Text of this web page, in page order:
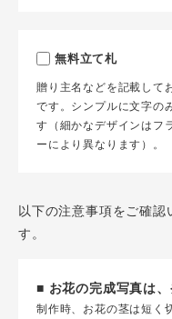
無料立て札
贈り主名などを記載して
です。シンプルに文字の
す（細かなデザインはフ
ーにより異なります）。
以下の注意事項をご確認
す。
■ お花の完成写真は
制作時、お花の茎は短く